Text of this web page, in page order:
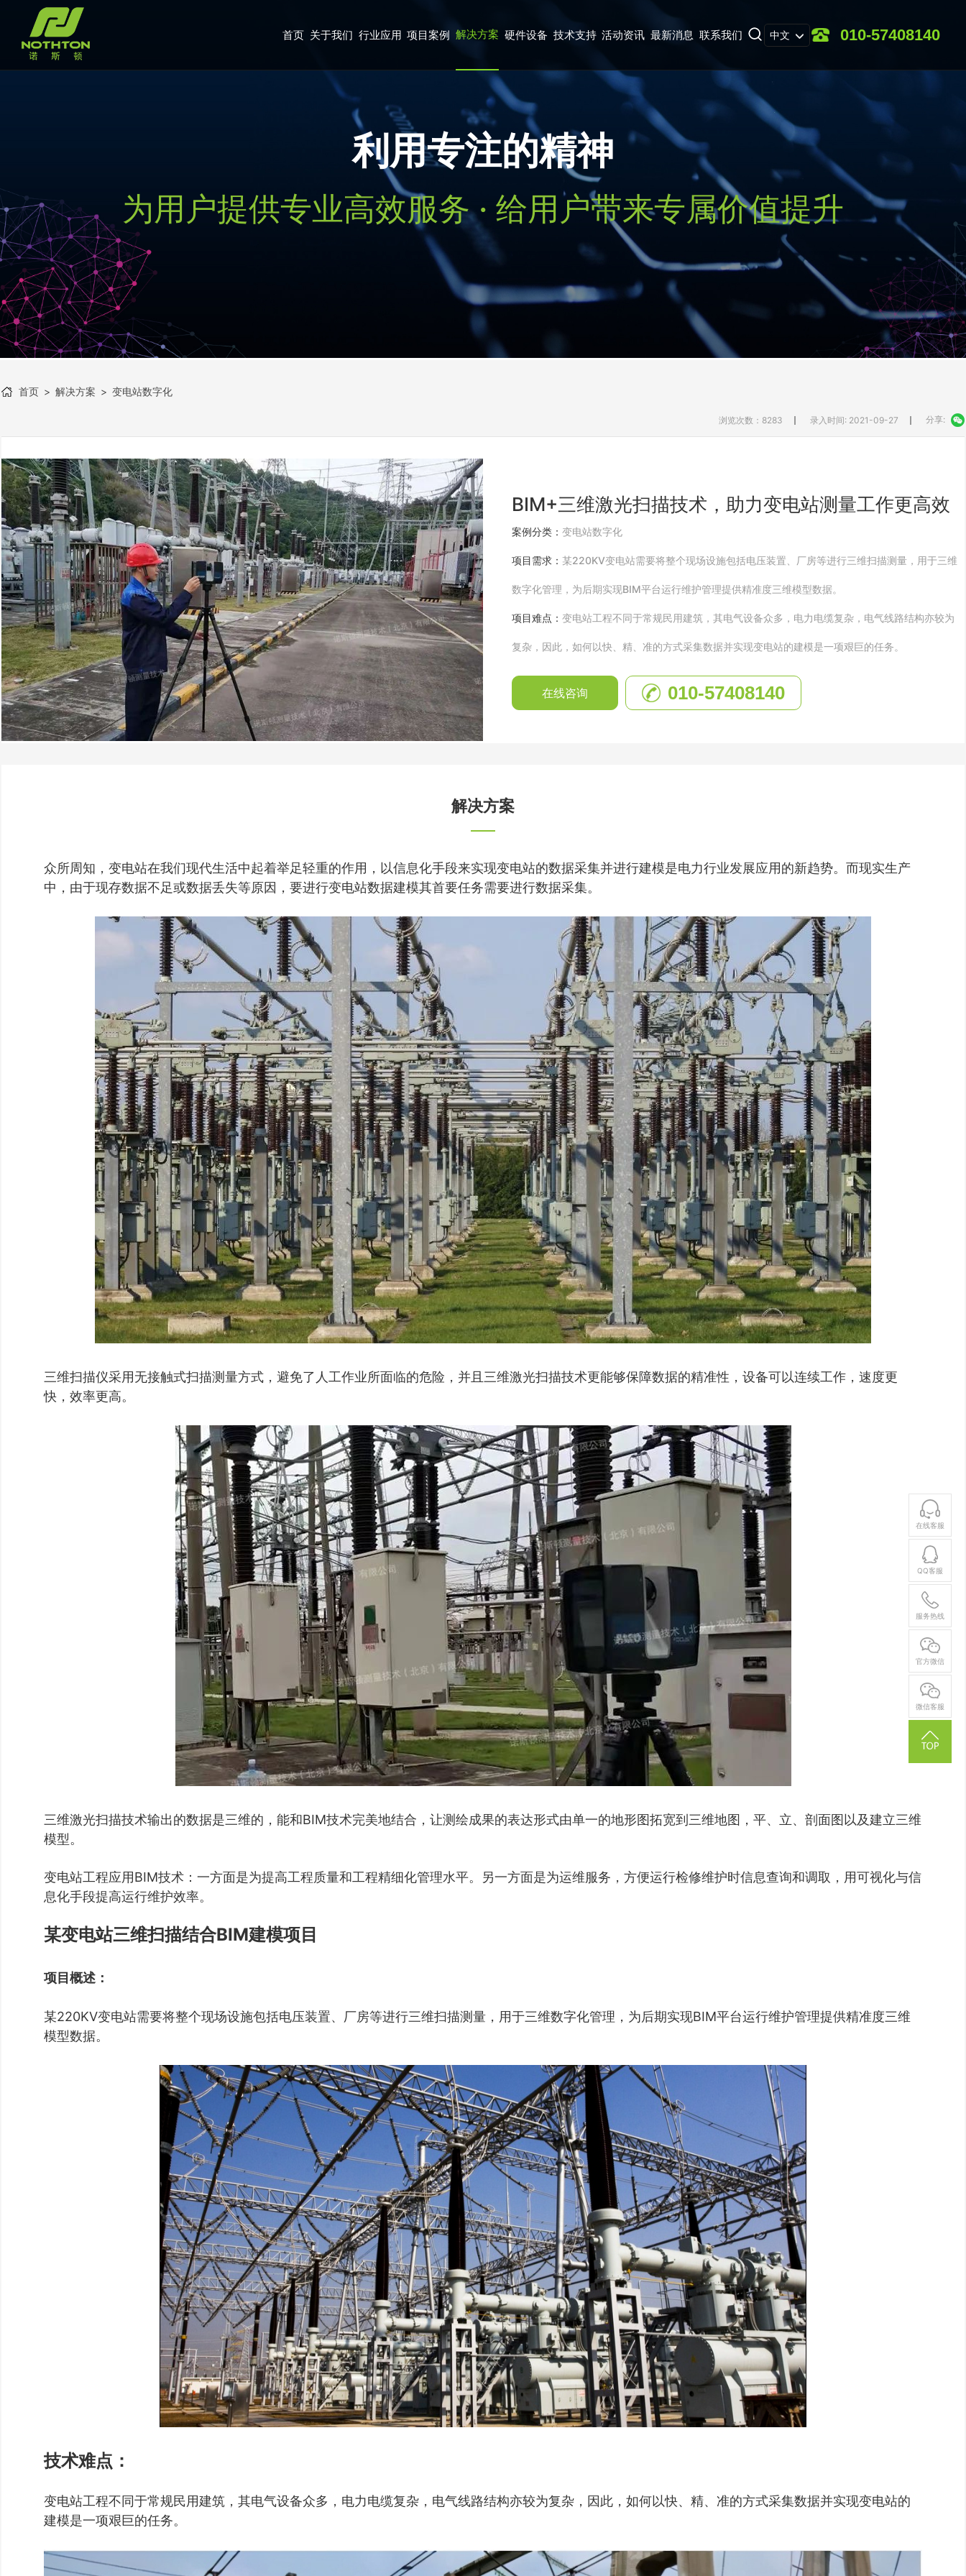
在线客服
QQ客服
服务热线
官方微信
微信客服
首页 关于我们 行业应用 项目案例 解决方案 硬件设备 技术支持 活动资讯 最新消息 联系我们 中文 010-57408140
利用专注的精神
为用户提供专业高效服务 · 给用户带来专属价值提升
首页 > 解决方案 > 变电站数字化
浏览次数：8283 录入时间: 2021-09-27 分享:
BIM+三维激光扫描技术，助力变电站测量工作更高效
案例分类：变电站数字化
项目需求：某220KV变电站需要将整个现场设施包括电压装置、厂房等进行三维扫描测量，用于三维
数字化管理，为后期实现BIM平台运行维护管理提供精准度三维模型数据。
项目难点：变电站工程不同于常规民用建筑，其电气设备众多，电力电缆复杂，电气线路结构亦较为
复杂，因此，如何以快、精、准的方式采集数据并实现变电站的建模是一项艰巨的任务。
在线咨询 010-57408140
解决方案
众所周知，变电站在我们现代生活中起着举足轻重的作用，以信息化手段来实现变电站的数据采集并进行建模是电力行业发展应用的新趋势。而现实生产
中，由于现存数据不足或数据丢失等原因，要进行变电站数据建模其首要任务需要进行数据采集。
三维扫描仪采用无接触式扫描测量方式，避免了人工作业所面临的危险，并且三维激光扫描技术更能够保障数据的精准性，设备可以连续工作，速度更
快，效率更高。
三维激光扫描技术输出的数据是三维的，能和BIM技术完美地结合，让测绘成果的表达形式由单一的地形图拓宽到三维地图，平、立、剖面图以及建立三维
模型。
变电站工程应用BIM技术：一方面是为提高工程质量和工程精细化管理水平。另一方面是为运维服务，方便运行检修维护时信息查询和调取，用可视化与信
息化手段提高运行维护效率。
某变电站三维扫描结合BIM建模项目
项目概述：
某220KV变电站需要将整个现场设施包括电压装置、厂房等进行三维扫描测量，用于三维数字化管理，为后期实现BIM平台运行维护管理提供精准度三维
模型数据。
技术难点：
变电站工程不同于常规民用建筑，其电气设备众多，电力电缆复杂，电气线路结构亦较为复杂，因此，如何以快、精、准的方式采集数据并实现变电站的
建模是一项艰巨的任务。